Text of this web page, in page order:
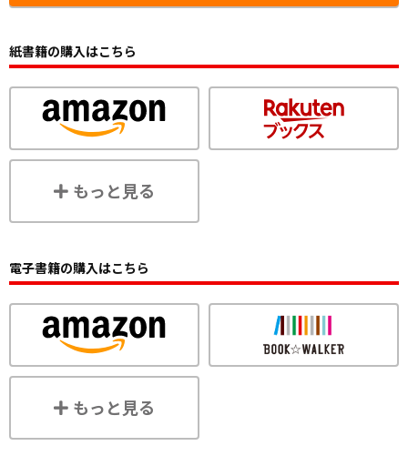
紙書籍の購入はこちら
もっと見る
電子書籍の購入はこちら
もっと見る